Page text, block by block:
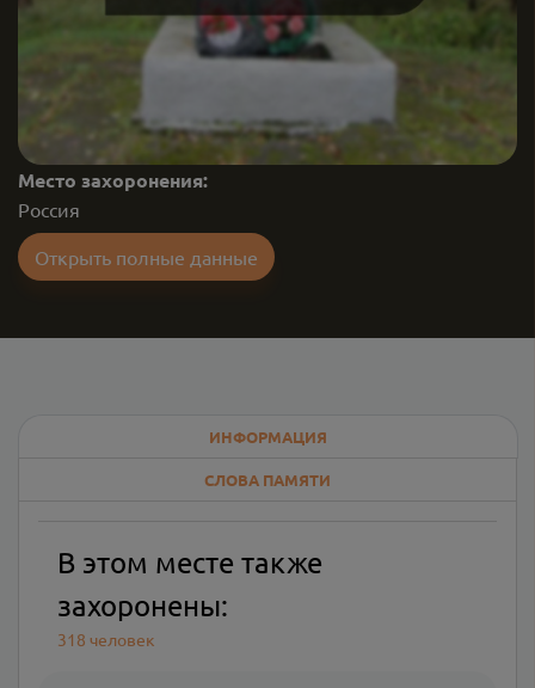
Место захоронения:
Россия
Открыть полные данные
ИНФОРМАЦИЯ
СЛОВА ПАМЯТИ
В этом месте также
захоронены:
318 человек